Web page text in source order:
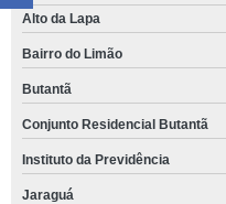
Alto da Lapa
Bairro do Limão
Butantã
Conjunto Residencial Butantã
Instituto da Previdência
Jaraguá